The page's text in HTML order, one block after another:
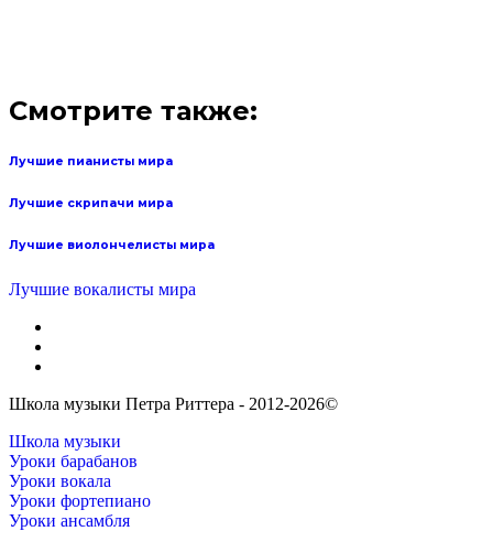
Смотрите также:
Лучшие пианисты мира
Лучшие скрипачи мира
Лучшие виолончелисты мира
Лучшие вокалисты мира
Школа музыки Петра Риттера - 2012-2026©
Школа музыки
Уроки барабанов
Уроки вокала
Уроки фортепиано
Уроки ансамбля